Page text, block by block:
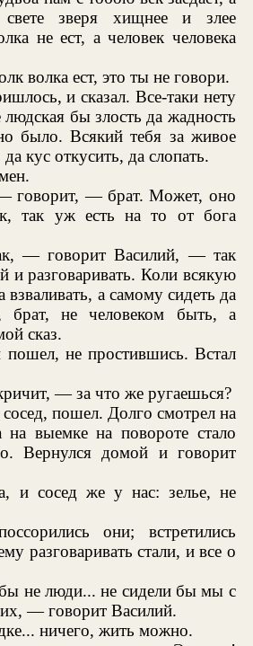
зверя хищнее и злее
не ест, а человек человека
волка ест, это ты не говори.
и сказал. Все-таки нету
бы злость да жадность
Всякий тебя за живое
кус откусить, да слопать.
— брат. Может, оно
так уж есть на то от бога
— говорит Василий, — так
и разговаривать. Коли всякую
взваливать, а самому сидеть да
брат, не человеком быть, а
сказ.
пошел, не простившись. Встал
— за что же ругаешься?
пошел. Долго смотрел на
выемке на повороте стало
Вернулся домой и говорит
сосед же у нас: зелье, не
они; встретились
разговаривать стали, и все о
не люди... не сидели бы мы с
— говорит Василий.
ничего, жить можно.